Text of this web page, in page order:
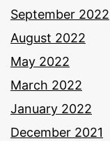
September 2022
August 2022
May 2022
March 2022
January 2022
December 2021